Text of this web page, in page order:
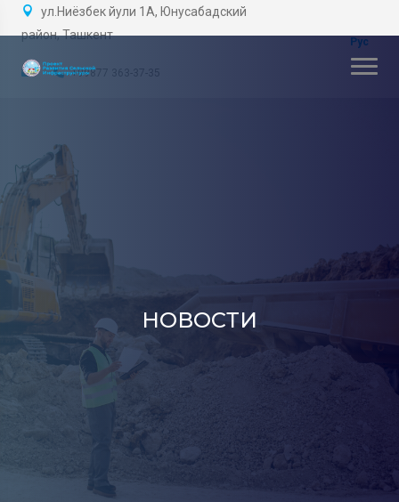
ул.Ниёзбек йули 1А, Юнусабадский
район, Ташкент
+99877 363-37-35
НОВОСТИ